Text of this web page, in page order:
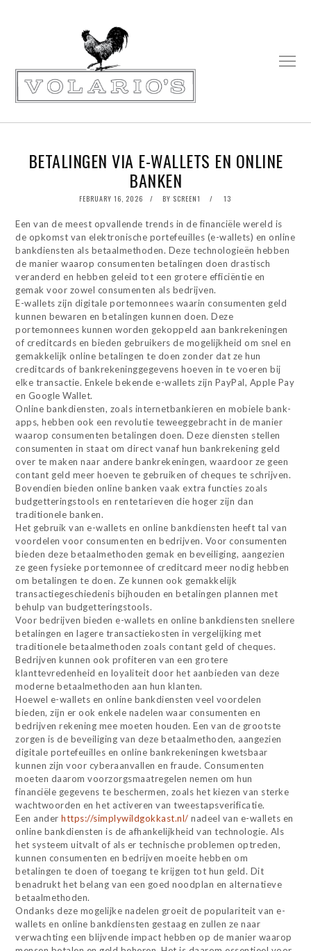
BETALINGEN VIA E-WALLETS EN ONLINE
BANKEN
POSTED
FEBRUARY 16, 2026 FEBRUARY
2026
BY SCREEN1 13
Een van de meest opvallende trends in de financiële wereld is
de opkomst van elektronische portefeuilles (e-wallets) en online
bankdiensten als betaalmethoden. Deze technologieën hebben
de manier waarop consumenten betalingen doen drastisch
veranderd en hebben geleid tot een grotere efficiëntie en
gemak voor zowel consumenten als bedrijven.
E-wallets zijn digitale portemonnees waarin consumenten geld
kunnen bewaren en betalingen kunnen doen. Deze
portemonnees kunnen worden gekoppeld aan bankrekeningen
of creditcards en bieden gebruikers de mogelijkheid om snel en
gemakkelijk online betalingen te doen zonder dat ze hun
creditcards of bankrekeninggegevens hoeven in te voeren bij
elke transactie. Enkele bekende e-wallets zijn PayPal, Apple Pay
en Google Wallet.
Online bankdiensten, zoals internetbankieren en mobiele bank-
apps, hebben ook een revolutie teweeggebracht in de manier
waarop consumenten betalingen doen. Deze diensten stellen
consumenten in staat om direct vanaf hun bankrekening geld
over te maken naar andere bankrekeningen, waardoor ze geen
contant geld meer hoeven te gebruiken of cheques te schrijven.
Bovendien bieden online banken vaak extra functies zoals
budgetteringstools en rentetarieven die hoger zijn dan
traditionele banken.
Het gebruik van e-wallets en online bankdiensten heeft tal van
voordelen voor consumenten en bedrijven. Voor consumenten
bieden deze betaalmethoden gemak en beveiliging, aangezien
ze geen fysieke portemonnee of creditcard meer nodig hebben
om betalingen te doen. Ze kunnen ook gemakkelijk
transactiegeschiedenis bijhouden en betalingen plannen met
behulp van budgetteringstools.
Voor bedrijven bieden e-wallets en online bankdiensten snellere
betalingen en lagere transactiekosten in vergelijking met
traditionele betaalmethoden zoals contant geld of cheques.
Bedrijven kunnen ook profiteren van een grotere
klanttevredenheid en loyaliteit door het aanbieden van deze
moderne betaalmethoden aan hun klanten.
Hoewel e-wallets en online bankdiensten veel voordelen
bieden, zijn er ook enkele nadelen waar consumenten en
bedrijven rekening mee moeten houden. Een van de grootste
zorgen is de beveiliging van deze betaalmethoden, aangezien
digitale portefeuilles en online bankrekeningen kwetsbaar
kunnen zijn voor cyberaanvallen en fraude. Consumenten
moeten daarom voorzorgsmaatregelen nemen om hun
financiële gegevens te beschermen, zoals het kiezen van sterke
wachtwoorden en het activeren van tweestapsverificatie.
Een anderhttps://simplywildgokkast.nl/ nadeel van e-wallets en
online bankdiensten is de afhankelijkheid van technologie. Als
het systeem uitvalt of als er technische problemen optreden,
kunnen consumenten en bedrijven moeite hebben om
betalingen te doen of toegang te krijgen tot hun geld. Dit
benadrukt het belang van een goed noodplan en alternatieve
betaalmethoden.
Ondanks deze mogelijke nadelen groeit de populariteit van e-
wallets en online bankdiensten gestaag en zullen ze naar
verwachting een blijvende impact hebben op de manier waarop